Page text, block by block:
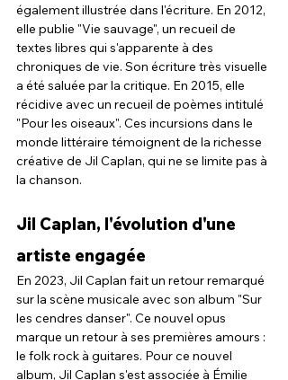
également illustrée dans l'écriture. En 2012,
elle publie "Vie sauvage", un recueil de
textes libres qui s'apparente à des
chroniques de vie. Son écriture très visuelle
a été saluée par la critique. En 2015, elle
récidive avec un recueil de poèmes intitulé
"Pour les oiseaux". Ces incursions dans le
monde littéraire témoignent de la richesse
créative de Jil Caplan, qui ne se limite pas à
la chanson.
Jil Caplan, l'évolution d'une
artiste engagée
En 2023, Jil Caplan fait un retour remarqué
sur la scène musicale avec son album "Sur
les cendres danser". Ce nouvel opus
marque un retour à ses premières amours :
le folk rock à guitares. Pour ce nouvel
album, Jil Caplan s'est associée à Émilie